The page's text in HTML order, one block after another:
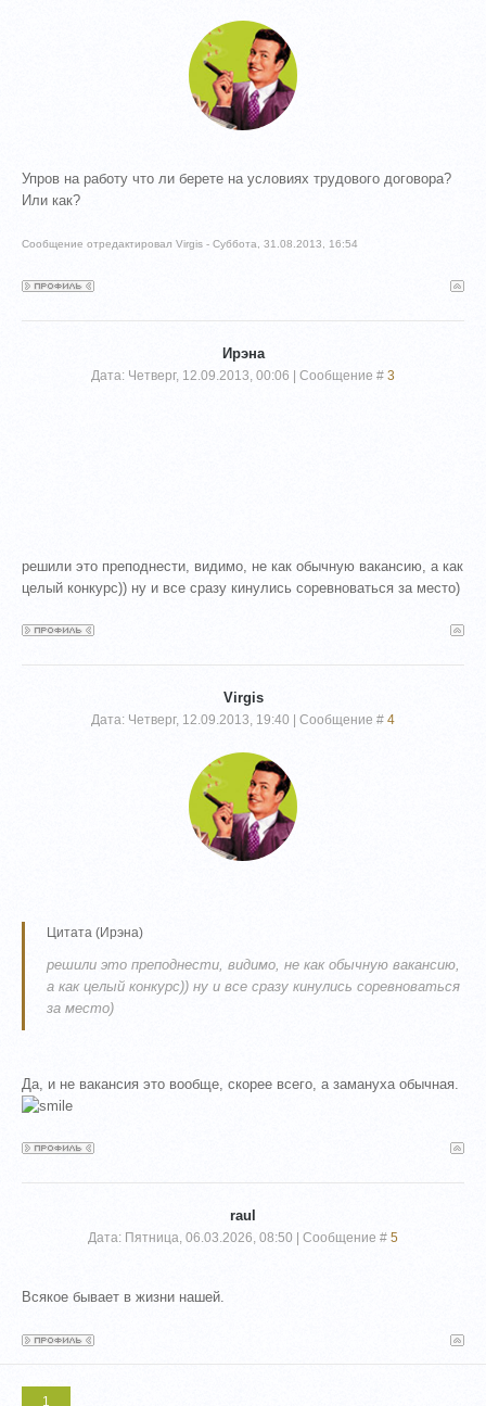
Упров на работу что ли берете на условиях трудового договора?
Или как?
Сообщение отредактировалVirgis -Суббота, 31.08.2013, 16:54
Ирэна
Дата: Четверг, 12.09.2013, 00:06 | Сообщение # 3
решили это преподнести, видимо, не как обычную вакансию, а как
целый конкурс)) ну и все сразу кинулись соревноваться за место)
Virgis
Дата: Четверг, 12.09.2013, 19:40 | Сообщение # 4
Цитата (Ирэна)
решили это преподнести, видимо, не как обычную вакансию,
а как целый конкурс)) ну и все сразу кинулись соревноваться
за место)
Да, и не вакансия это вообще, скорее всего, а замануха обычная.
raul
Дата: Пятница, 06.03.2026, 08:50 | Сообщение # 5
Всякое бывает в жизни нашей.
1